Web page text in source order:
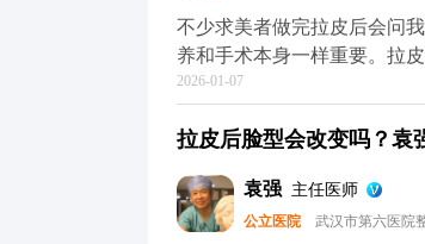
心，它自然会给你好的反馈
（公众号、百家号、小红薯
不少求美者做完拉皮后会问
养和手术本身一样重要。拉
节同样影响年轻感。 手术能
家术后用温和的护肤品，重
动态纹，时间久了会变成静
其实拉皮更像是抗衰的“基
2026-01-07
拉皮后脸型会改变吗？袁
袁强 主任医师
公立医院 武汉市第六医院